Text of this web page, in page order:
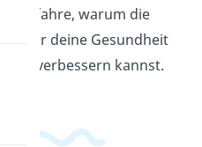
Erfahre, warum die
für deine Gesundheit
sie verbessern kannst.